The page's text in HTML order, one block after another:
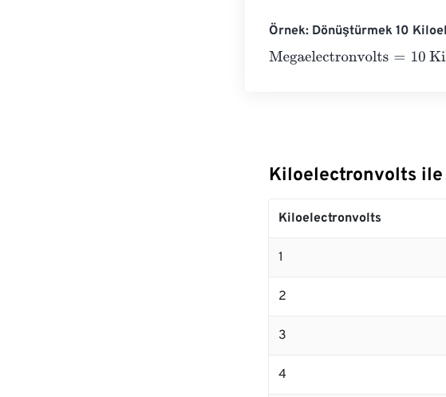
Örnek: Dönüştürmek 10
Megaelectronvolts=10
Kiloelectronvolts ile
Kiloelectronvolts
1
2
3
4